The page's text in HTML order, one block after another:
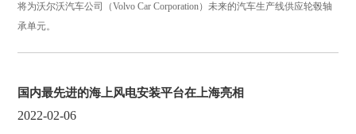
将为沃尔沃汽车公司（Volvo Car Corporation）未来的汽车生产线供应轮毂轴
承单元。
国内最先进的海上风电安装平台在上海亮相
2022-02-06